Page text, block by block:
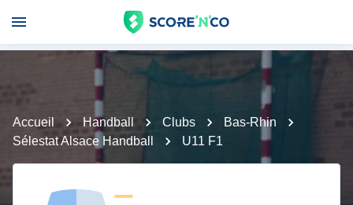
Accueil Handball Clubs
Bas-Rhin
Sélestat Alsace Handball
U11 F1